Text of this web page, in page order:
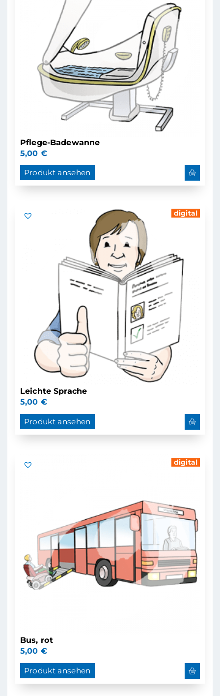
Pflege-Badewanne
5,00 €
Produkt ansehen
digital
Leichte Sprache
5,00 €
Produkt ansehen
digital
Bus, rot
5,00 €
Produkt ansehen